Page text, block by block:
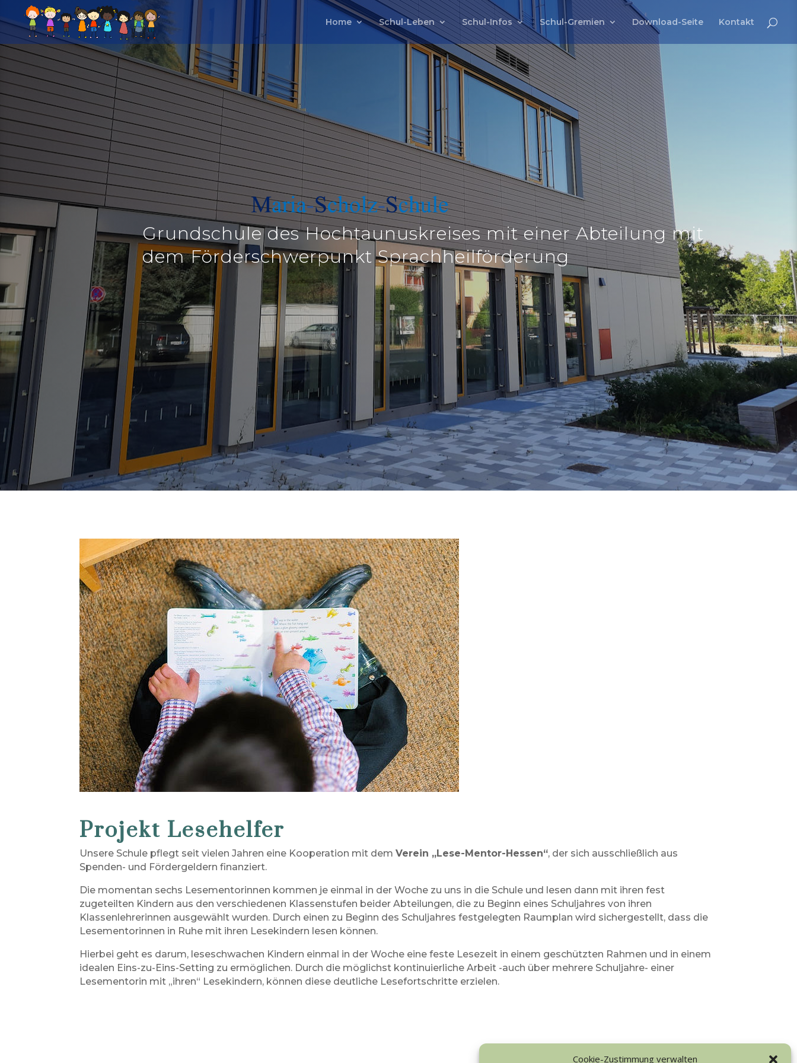
Cookie-Zustimmung verwalten
Home Schul-Leben Schul-Infos Schul-Gremien Download-Seite Kontakt
Grundschule des Hochtaunuskreisesmit einer Abteilung mit
dem Förderschwerpunkt Sprachheilförderung
Projekt Lesehelfer
Unsere Schule pflegt seit vielen Jahren eine Kooperation mit demVerein „Lese-Mentor-Hessen“, der sich ausschließlich aus
Spenden- und Fördergeldern finanziert.
Die momentan sechs Lesementorinnen kommen je einmal in der Woche zu uns in die Schule und lesen dann mit ihren fest
zugeteilten Kindern aus den verschiedenen Klassenstufen beider Abteilungen, die zu Beginn eines Schuljahres von ihren
Klassenlehrerinnen ausgewählt wurden. Durch einen zu Beginn des Schuljahres festgelegten Raumplan wird sichergestellt, dass die
Lesementorinnen in Ruhe mit ihren Lesekindern lesen können.
Hierbei geht es darum, leseschwachen Kindern einmal in der Woche eine feste Lesezeit in einem geschützten Rahmen und in einem
idealen Eins-zu-Eins-Setting zu ermöglichen. Durch die möglichst kontinuierliche Arbeit -auch über mehrere Schuljahre- einer
Lesementorin mit „ihren“ Lesekindern, können diese deutliche Lesefortschritte erzielen.